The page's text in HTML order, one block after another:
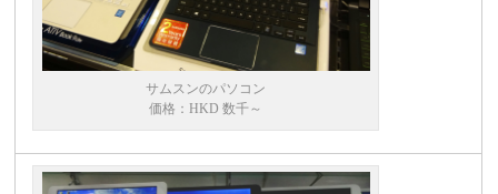
サムスンのパソコン
価格：HKD 数千～